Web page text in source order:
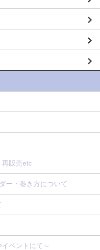
再販売etc
ー・巻き方について
ベントにて～